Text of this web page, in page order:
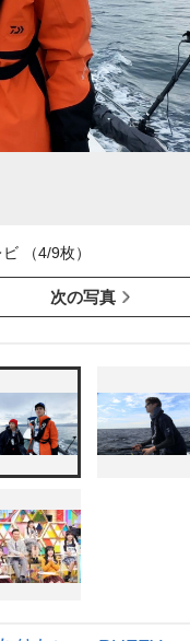
（4/9枚）
次の写真